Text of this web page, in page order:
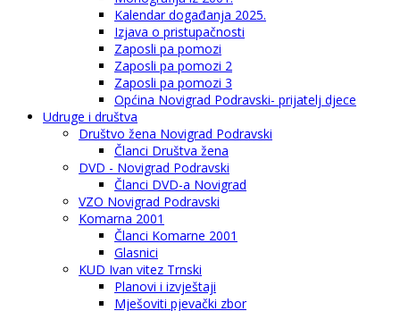
Kalendar događanja 2025.
Izjava o pristupačnosti
Zaposli pa pomozi
Zaposli pa pomozi 2
Zaposli pa pomozi 3
Općina Novigrad Podravski- prijatelj djece
Udruge i društva
Društvo žena Novigrad Podravski
Članci Društva žena
DVD - Novigrad Podravski
Članci DVD-a Novigrad
VZO Novigrad Podravski
Komarna 2001
Članci Komarne 2001
Glasnici
KUD Ivan vitez Trnski
Planovi i izvještaji
Mješoviti pjevački zbor